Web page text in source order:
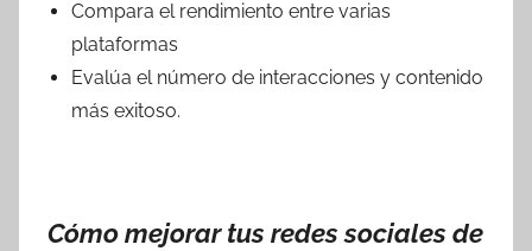
Compara el rendimiento entre varias
plataformas
Evalúa el número de interacciones y contenido
más exitoso.
Cómo mejorar tus redes sociales de